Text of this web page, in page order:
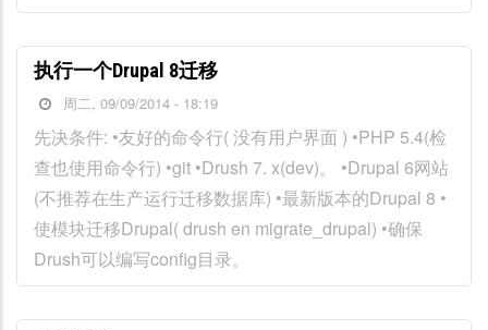
执行一个Drupal 8迁移
周二, 09/09/2014 - 18:19
先决条件: •友好的命令行( 没有用户界面 ) •PHP 5.4(检
查也使用命令行) •git •Drush 7. x(dev)。 •Drupal 6网站
(不推荐在生产运行迁移数据库) •最新版本的Drupal 8 •
使模块迁移Drupal( drush en migrate_drupal) •确保
Drush可以编写config目录。